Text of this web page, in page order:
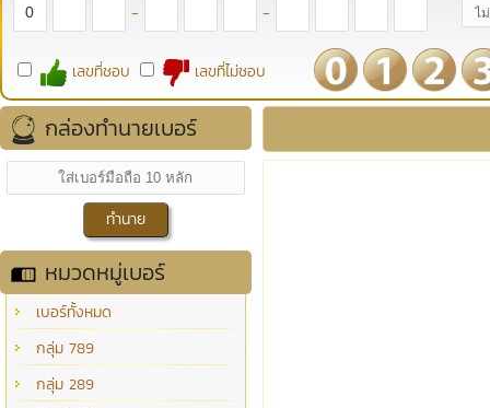
- -
เลขที่ชอบ เลขที่ไม่ชอบ
กล่องทำนายเบอร์
หมวดหมู่เบอร์
เบอร์ทั้งหมด
กลุ่ม 789
กลุ่ม 289